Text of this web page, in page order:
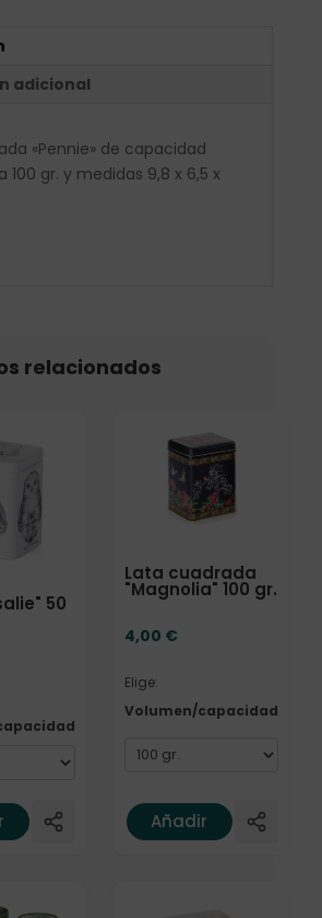
adicional
«Pennie» de capacidad
100 gr. y medidas 9,8 x 6,5 x
relacionados
50
Lata cuadrada
"Magnolia" 100 gr.
4,00 €
Elige:
Volumen/capacidad
Elige: Volumen/capacidad
Añadir